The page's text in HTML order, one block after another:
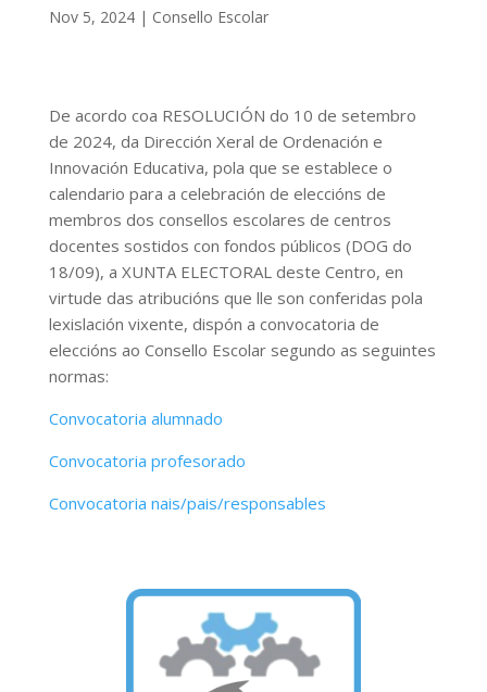
Nov 5, 2024| Consello Escolar
De acordo coa RESOLUCIÓN do 10 de setembro
de 2024, da Dirección Xeral de Ordenación e
Innovación Educativa, pola que se establece o
calendario para a celebración de eleccións de
membros dos consellos escolares de centros
docentes sostidos con fondos públicos (DOG do
18/09), a XUNTA ELECTORAL deste Centro, en
virtude das atribucións que lle son conferidas pola
lexislación vixente, dispón a convocatoria de
eleccións ao Consello Escolar segundo as seguintes
normas:
Convocatoria alumnado
Convocatoria profesorado
Convocatoria nais/pais/responsables